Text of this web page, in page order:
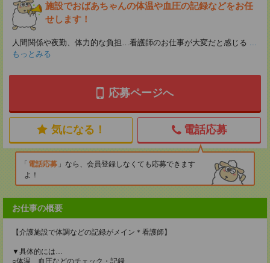
施設でおばあちゃんの体温や血圧の記録などをお任
せします！
人間関係や夜勤、体力的な負担…看護師のお仕事が大変だと感じる ...
もっとみる
応募ページへ
気になる！ 電話応募
電話応募
なら、会員登録しなくても応募できます
よ！
お仕事の概要
【介護施設で体調などの記録がメイン＊看護師】
▼具体的には…
○体温、血圧などのチェック・記録